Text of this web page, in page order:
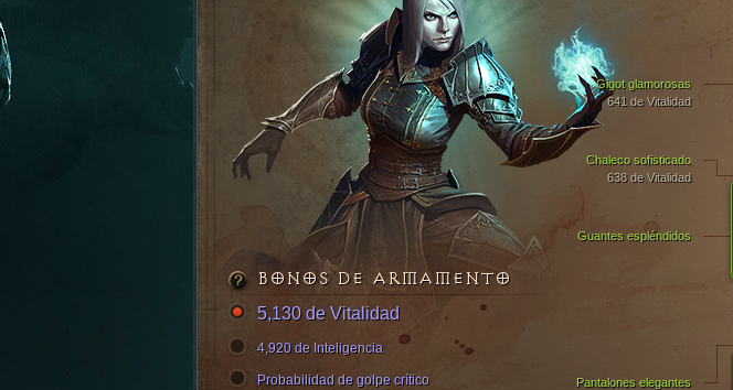
Chaleco sofisticado
638 de Vitalidad
Guantes espléndidos
Gigot glamorosas
641 de Vitalidad
Pantalones elegantes
BONOS DE ARMAMENTO
5,130 de Vitalidad
4,920 de Inteligencia
Probabilidad de golpe crítico